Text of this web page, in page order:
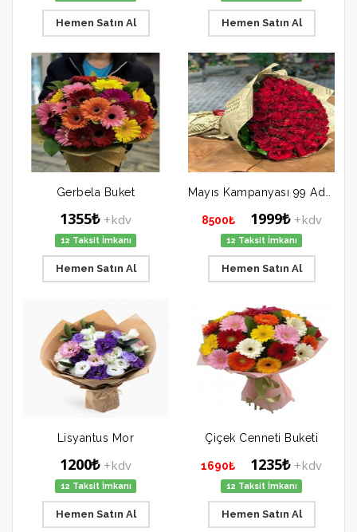
Hemen Satın Al Hemen Satın Al
Gerbela Buket
1355₺ +kdv
12 Taksit İmkanı
Hemen Satın Al
8500₺ 1999₺ +kdv
12 Taksit İmkanı
Hemen Satın Al
Lisyantus Mor
1200₺ +kdv
12 Taksit İmkanı
Hemen Satın Al
Çiçek Cenneti Buketi
1690₺ 1235₺ +kdv
12 Taksit İmkanı
Hemen Satın Al